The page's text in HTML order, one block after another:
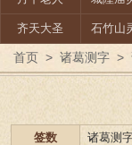
齐天大圣 石竹山
首页 > 诸葛测字 >
签数 诸葛测